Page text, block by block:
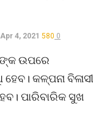
Apr 4, 2021 580 0
ଉପରେ
କଳ୍ପନା ବିଳାସୀ
ପାରିବାରିକ ସୁଖ